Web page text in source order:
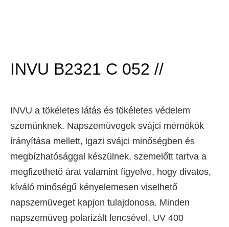
INVU B2321 C 052 //
INVU a tökéletes látás és tökéletes védelem
szemünknek. Napszemüvegek svájci mérnökök
írányítása mellett, igazi svájci minőségben és
megbízhatósággal készülnek, szemelőtt tartva a
megfizethető árat valamint figyelve, hogy divatos,
kíváló minőségű kényelemesen viselhető
napszemüveget kapjon tulajdonosa. Minden
napszemüveg polarizált lencsével, UV 400